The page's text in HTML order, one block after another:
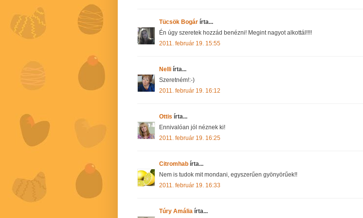
Tücsök Bogár írta...
Én úgy szeretek hozzád benézni! Megint nagyot alkottál!!!!
2011. február 19. 15:55
Nelli írta...
Szeretném!:-)
2011. február 19. 16:12
Ottis írta...
Ennivalóan jól néznek ki!
2011. február 19. 16:25
Citromhab írta...
Nem is tudok mit mondani, egyszerűen gyönyörűek!!
2011. február 19. 16:33
Túry Amália írta...